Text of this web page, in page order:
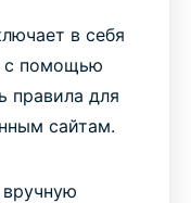
в себя
с помощью
правила для
сайтам.